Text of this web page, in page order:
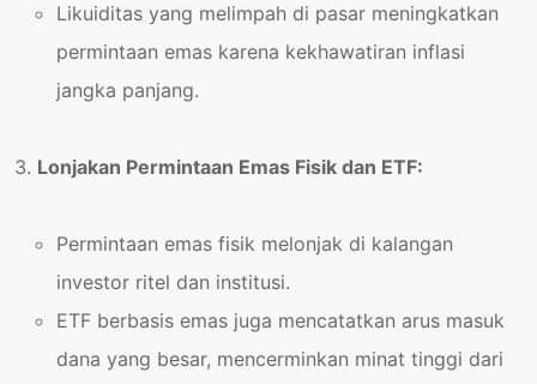
Likuiditas yang melimpah di pasar meningkatkan
permintaan emas karena kekhawatiran inflasi
jangka panjang.
Lonjakan Permintaan Emas Fisik dan ETF:
Permintaan emas fisik melonjak di kalangan
investor ritel dan institusi.
ETF berbasis emas juga mencatatkan arus masuk
dana yang besar, mencerminkan minat tinggi dari